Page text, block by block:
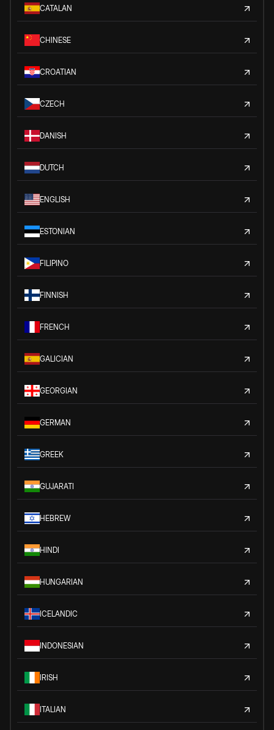
CATALAN
CHINESE
CROATIAN
CZECH
DANISH
DUTCH
ENGLISH
ESTONIAN
FILIPINO
FINNISH
FRENCH
GALICIAN
GEORGIAN
GERMAN
GREEK
GUJARATI
HEBREW
HINDI
HUNGARIAN
ICELANDIC
INDONESIAN
IRISH
ITALIAN